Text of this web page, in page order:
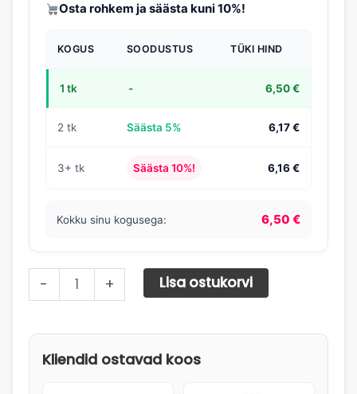
Osta rohkem ja säästa kuni 10%!
KOGUS SOODUSTUS TÜKI HIND
1 tk - 6,50 €
2 tk Säästa 5% 6,17 €
3+ tk Säästa 10%! 6,16 €
Kokku sinu kogusega: 6,50 €
-
C-
vitamiini
kapslid
+ Lisa ostukorvi
Kliendid ostavad koos